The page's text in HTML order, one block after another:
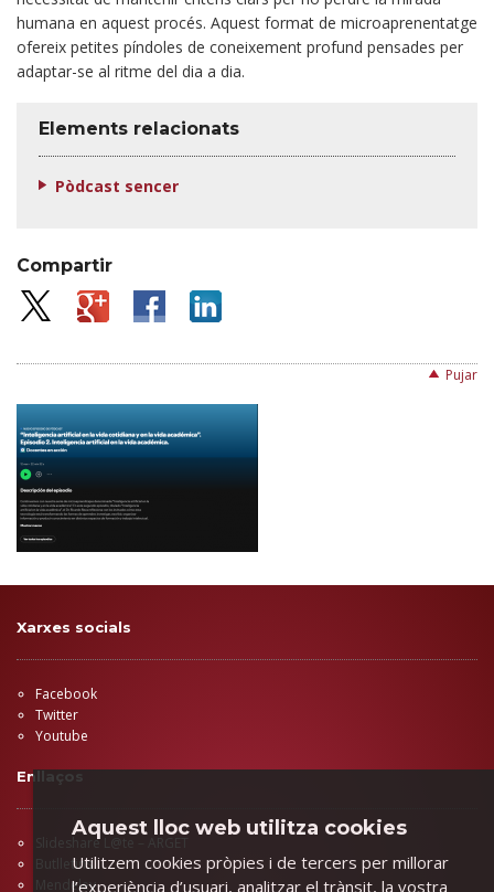
humana en aquest procés. Aquest format de microaprenentatge
ofereix petites píndoles de coneixement profund pensades per
adaptar-se al ritme del dia a dia.
Elements relacionats
Pòdcast sencer
Compartir
Pujar
Xarxes socials
Facebook
Twitter
Youtube
Enllaços
Slideshare L@te – ARGET
Butlletins
Mendeley
Aquest lloc web utilitza cookies
Utilitzem cookies pròpies i de tercers per millorar
l’experiència d’usuari, analitzar el trànsit, la vostra